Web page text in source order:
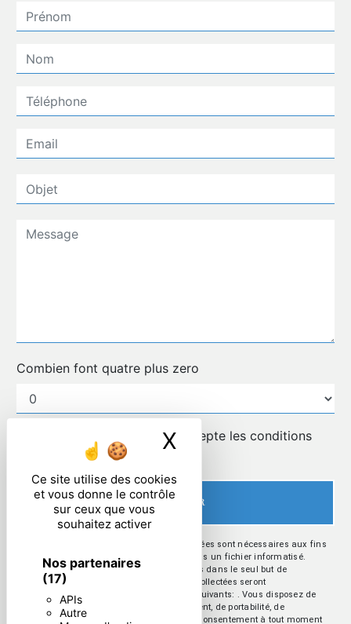
Ce site utilise des cookies
et vous donne le contrôle
sur ceux que vous
souhaitez activer
Nos partenaires
(17)
APIs
Autre
X Masquer le
Combien font quatre plus zero
En cochant cette case, j'accepte les conditions
particulières ci-dessous **
ENVOYER
** Les données personnelles communiquées sont nécessaires aux fins
de vous contacter et sont enregistrées dans un fichier informatisé.
Elles sont destinées à et ses sous-traitants dans le seul but de
répondre à votre message. Les données collectées seront
communiquées aux seuls destinataires suivants: . Vous disposez de
droits d’accès, de rectification, d’effacement, de portabilité, de
limitation, d’opposition, de retrait de votre consentement à tout moment